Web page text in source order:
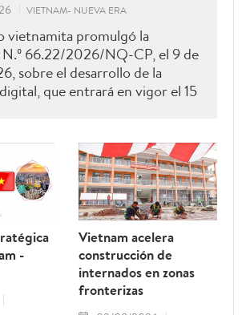
VIETNAM- NUEVA ERA
vietnamita promulgó la
N.º 66.22/2026/NQ-CP, el 9 de
sobre el desarrollo de la
que entrará en vigor el 15
disposiciones, el
el 15 de octubre de
el Día del Ciudadano Digital
-
Vietnam acelera
construcción de
internados en zonas
fronterizas